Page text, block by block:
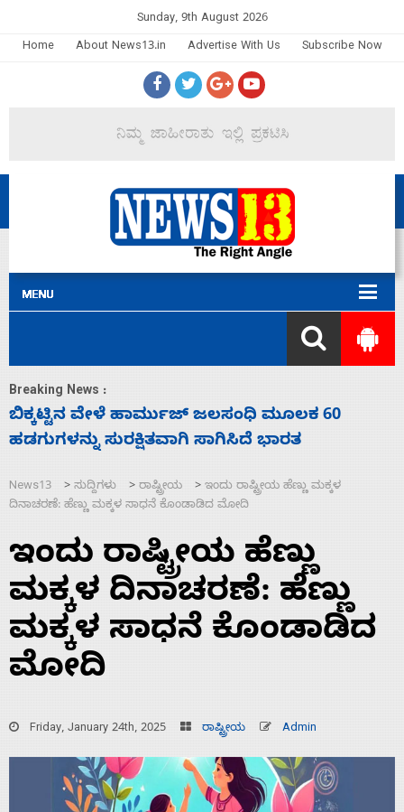
Sunday, 9th August 2026
Home
About News13.in Advertise With Us Subscribe Now
Breaking News :
ನಾಗೇಂದ್ರ ರಾಜೀನಾಮೆ ಕೊಡದಿದ್ದರೆ ಸದನ ನಡೆಸಲು
ಬಿಡೆವು: ಛಲವಾದಿ ನಾರಾಯಣಸ್ವಾಮಿ
News13 > ಸುದ್ದಿಗಳು > ರಾಷ್ಟ್ರೀಯ > ಇಂದು ರಾಷ್ಟ್ರೀಯ ಹೆಣ್ಣು ಮಕ್ಕಳ
ದಿನಾಚರಣೆ: ಹೆಣ್ಣು ಮಕ್ಕಳ ಸಾಧನೆ ಕೊಂಡಾಡಿದ ಮೋದಿ
ಇಂದು ರಾಷ್ಟ್ರೀಯ ಹೆಣ್ಣು
ಮಕ್ಕಳ ದಿನಾಚರಣೆ: ಹೆಣ್ಣು
ಮಕ್ಕಳ ಸಾಧನೆ ಕೊಂಡಾಡಿದ
ಮೋದಿ
Friday, January 24th, 2025 ರಾಷ್ಟ್ರೀಯ Admin